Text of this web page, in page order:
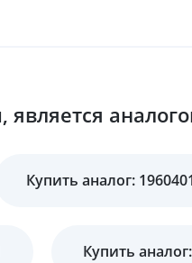
Купить аналог:
Купить